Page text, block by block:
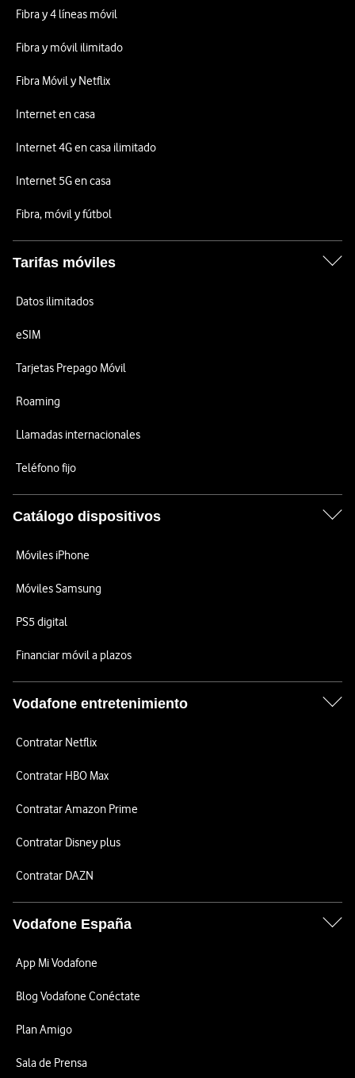
Fibra y 4 líneas móvil
Fibra y móvil ilimitado
Fibra Móvil y Netflix
Internet en casa
Internet 4G en casa ilimitado
Internet 5G en casa
Fibra, móvil y fútbol
Tarifas móviles
Datos ilimitados
eSIM
Tarjetas Prepago Móvil
Roaming
Llamadas internacionales
Teléfono fijo
Catálogo dispositivos
Móviles iPhone
Móviles Samsung
PS5 digital
Financiar móvil a plazos
Vodafone entretenimiento
Contratar Netflix
Contratar HBO Max
Contratar Amazon Prime
Contratar Disney plus
Contratar DAZN
Vodafone España
App Mi Vodafone
Blog Vodafone Conéctate
Plan Amigo
Sala de Prensa